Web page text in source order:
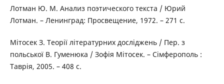
Лотман Ю. М. Анализ поэтического текста / Юрий
Лотман. – Ленинград: Просвещение, 1972. – 271 с.
Мітосек З. Теорії літературних досліджень / Пер. з
польської В. Гуменюка / Зофія Мітосек. – Сімферополь :
Таврія, 2005. – 408 с.